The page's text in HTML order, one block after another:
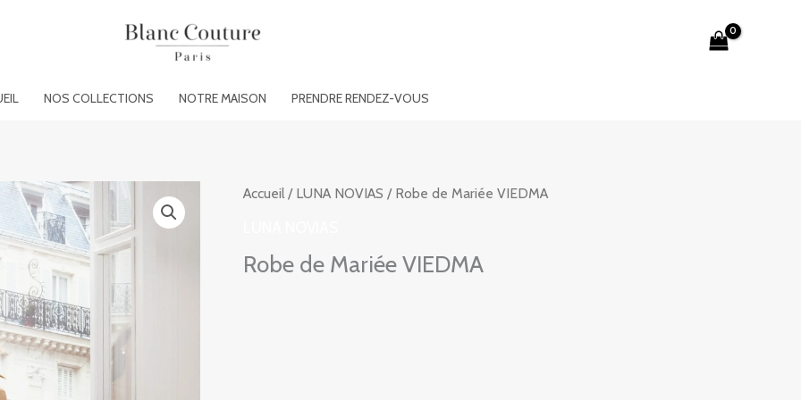
NOS COLLECTIONS NOTRE MAISON PRENDRE RENDEZ-VOUS
Accueil/ LUNA NOVIAS / Robe de Mariée VIEDMA
Robe de Mariée VIEDMA